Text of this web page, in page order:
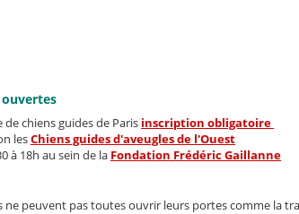
chiens guides de Paris inscription obligatoire
lesChiens guides d'aveugles de l'Ouest
à 18h au sein de la Fondation Frédéric Gaillanne
peuvent pas toutes ouvrir leurs portes comme la